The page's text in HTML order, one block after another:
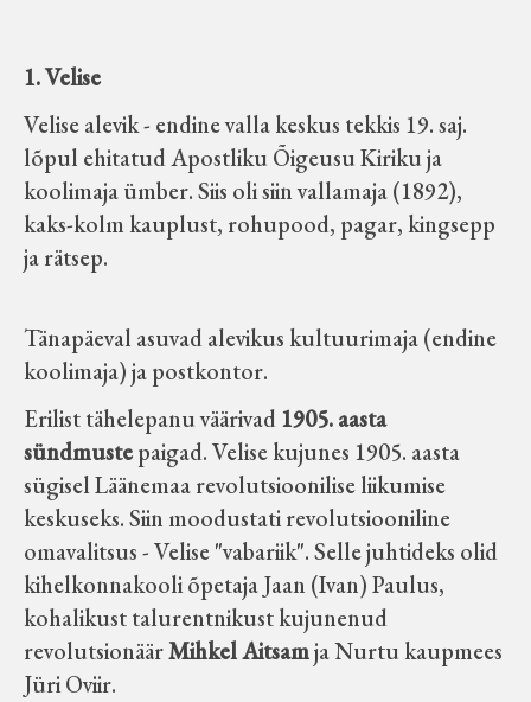
1. Velise
Velise alevik - endine valla keskus tekkis 19. saj.
lõpul ehitatud Apostliku Õigeusu Kiriku ja
koolimaja ümber. Siis oli siin vallamaja (1892),
kaks-kolm kauplust, rohupood, pagar, kingsepp
ja rätsep.
Tänapäeval asuvad alevikus kultuurimaja (endine
koolimaja) ja postkontor.
Erilist tähelepanu väärivad1905. aasta
sündmustepaigad. Velise kujunes 1905. aasta
sügisel Läänemaa revolutsioonilise liikumise
keskuseks. Siin moodustati revolutsiooniline
omavalitsus - Velise "vabariik". Selle juhtideks olid
kihelkonnakooli õpetaja Jaan (Ivan) Paulus,
kohalikust talurentnikust kujunenud
revolutsionäärMihkel Aitsamja Nurtu kaupmees
Jüri Oviir.